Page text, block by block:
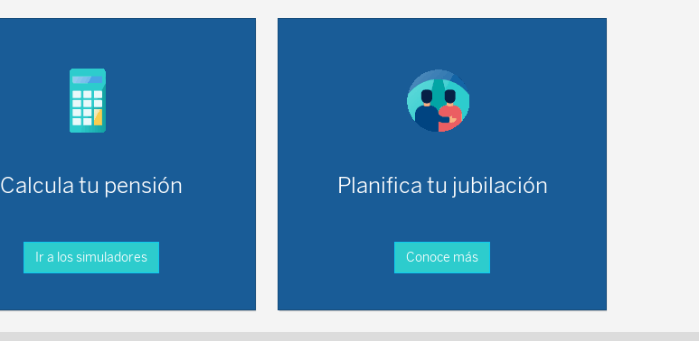
Calcula tu pensión
Ir a los simuladores
Planifica tu jubilación
Conoce más